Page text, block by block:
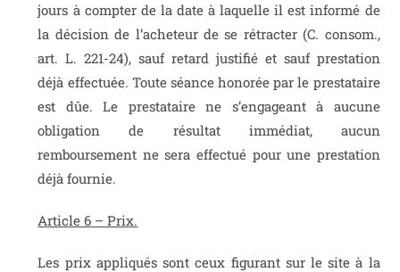
jours à compter de la date à laquelle il est informé de
la décision de l’acheteur de se rétracter (C. consom.,
art. L. 221-24), sauf retard justifié et sauf prestation
déjà effectuée. Toute séance honorée par le prestataire
est dûe. Le prestataire ne s’engageant à aucune
obligation de résultat immédiat, aucun
remboursement ne sera effectué pour une prestation
déjà fournie.
Article 6 – Prix.
Les prix appliqués sont ceux figurant sur le site à la